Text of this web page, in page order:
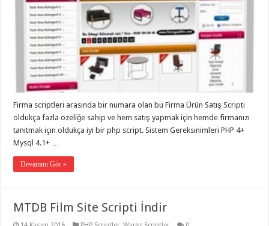
Firma scriptleri arasında bir numara olan bu Firma Ürün Satış Scripti
oldukça fazla özeliğe sahip ve hem satış yapmak için hemde firmanızı
tanıtmak için oldukça iyi bir php script. Sistem Gereksinimleri PHP 4+
Mysql 4.1+ …
Devamını Gör »
MTDB Film Site Scripti İndir